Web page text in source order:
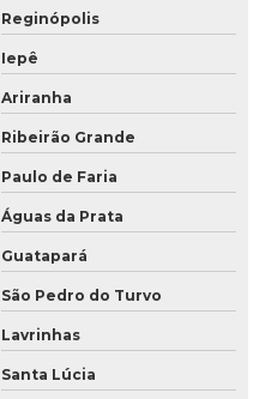
Reginópolis
Iepê
Ariranha
Ribeirão Grande
Paulo de Faria
Águas da Prata
Guatapará
São Pedro do Turvo
Lavrinhas
Santa Lúcia